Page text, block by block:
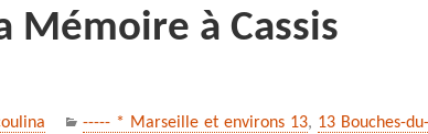
Mémoire à Cassis
Catégories
----- * Marseille et environs 13, 13 Bouches-